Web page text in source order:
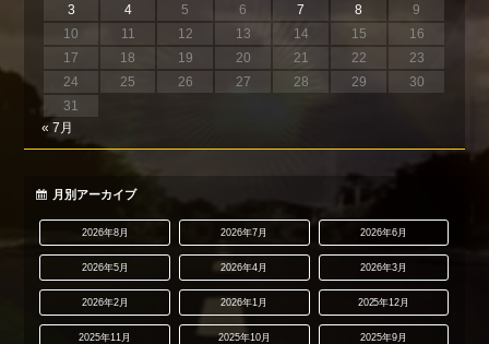
3
4 5 6 7 8
9
10
11 12 13 14 15
16
17
18 19 20 21 22
23
24
25 26 27 28 29
30
31
« 7月
月別アーカイブ
2026年8月 2026年7月 2026年6月
2026年5月 2026年4月 2026年3月
2026年2月 2026年1月 2025年12月
2025年11月 2025年10月 2025年9月